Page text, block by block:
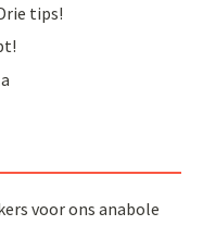
tips!
voor ons anabole